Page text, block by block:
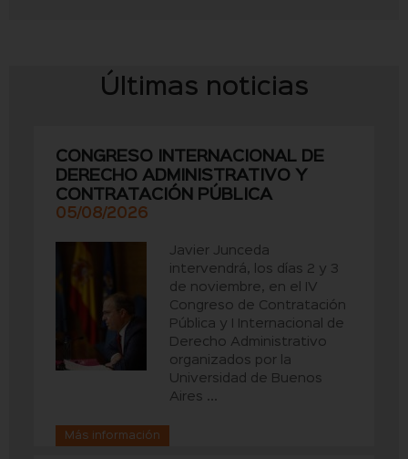
Últimas noticias
CONGRESO INTERNACIONAL DE
DERECHO ADMINISTRATIVO Y
CONTRATACIÓN PÚBLICA
05/08/2026
Javier Junceda
intervendrá, los días 2 y 3
de noviembre, en el IV
Congreso de Contratación
Pública y I Internacional de
Derecho Administrativo
organizados por la
Universidad de Buenos
Aires ...
Más información